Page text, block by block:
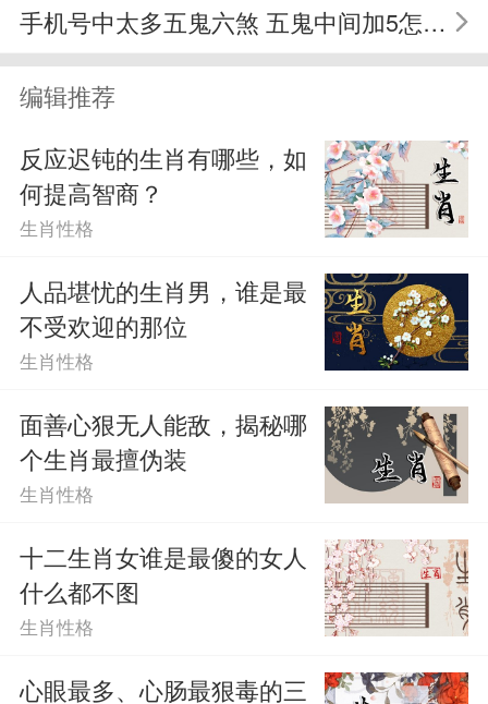
子，这样的她们是很容易就会被别人看不
起的，她们想要变得自信一点，不要觉得
自己很优秀，其实自己的能力是会慢慢的
提升起来的，所以她们希望自己可以有自
信。
属猪女：对什么都不感兴趣
属猪女是一个很随性的人，她们觉得
只要自己开心就好，如果别人不开心，她
们就会觉得自己很狼狈，所以她们不喜欢
自己的生活被别人议论，她们觉得与别人
的话都无关紧要，也不会去管别人怎么
想，很多人在意的是自己是否能够吸引到
手机号中太多五鬼六煞 五鬼中间加5怎么理解
编辑推荐
反应迟钝的生肖有哪些，如
何提高智商？
生肖性格
人品堪忧的生肖男，谁是最
不受欢迎的那位
生肖性格
面善心狠无人能敌，揭秘哪
个生肖最擅伪装
生肖性格
十二生肖女谁是最傻的女人
什么都不图
生肖性格
心眼最多、心肠最狠毒的三